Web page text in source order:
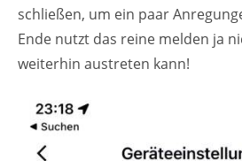
schließen, um ein paar
Ende nutzt das reine melden ja
weiterhin austreten kann!